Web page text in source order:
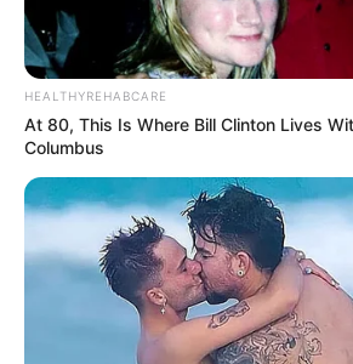
Share it Pin it
PUBLICAÇÕES RELACIONADAS
TV
FAÇA O SEU COMENTÁRIO AQUI!
HEALTHYREHABCARE
At 80, This Is Where Bill Clinton Lives
Columbus